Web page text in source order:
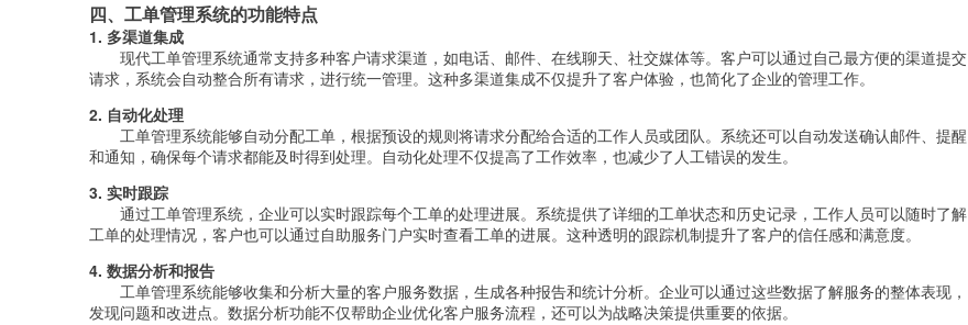
四、工单管理系统的功能特点
1. 多渠道集成
现代工单管理系统通常支持多种客户请求渠道，如电话、邮件、在线聊天、社交媒体等。客户可以通过自己最方便的渠道提交
请求，系统会自动整合所有请求，进行统一管理。这种多渠道集成不仅提升了客户体验，也简化了企业的管理工作。
2. 自动化处理
工单管理系统能够自动分配工单，根据预设的规则将请求分配给合适的工作人员或团队。系统还可以自动发送确认邮件、提醒
和通知，确保每个请求都能及时得到处理。自动化处理不仅提高了工作效率，也减少了人工错误的发生。
3. 实时跟踪
通过工单管理系统，企业可以实时跟踪每个工单的处理进展。系统提供了详细的工单状态和历史记录，工作人员可以随时了解
工单的处理情况，客户也可以通过自助服务门户实时查看工单的进展。这种透明的跟踪机制提升了客户的信任感和满意度。
4. 数据分析和报告
工单管理系统能够收集和分析大量的客户服务数据，生成各种报告和统计分析。企业可以通过这些数据了解服务的整体表现，
发现问题和改进点。数据分析功能不仅帮助企业优化客户服务流程，还可以为战略决策提供重要的依据。